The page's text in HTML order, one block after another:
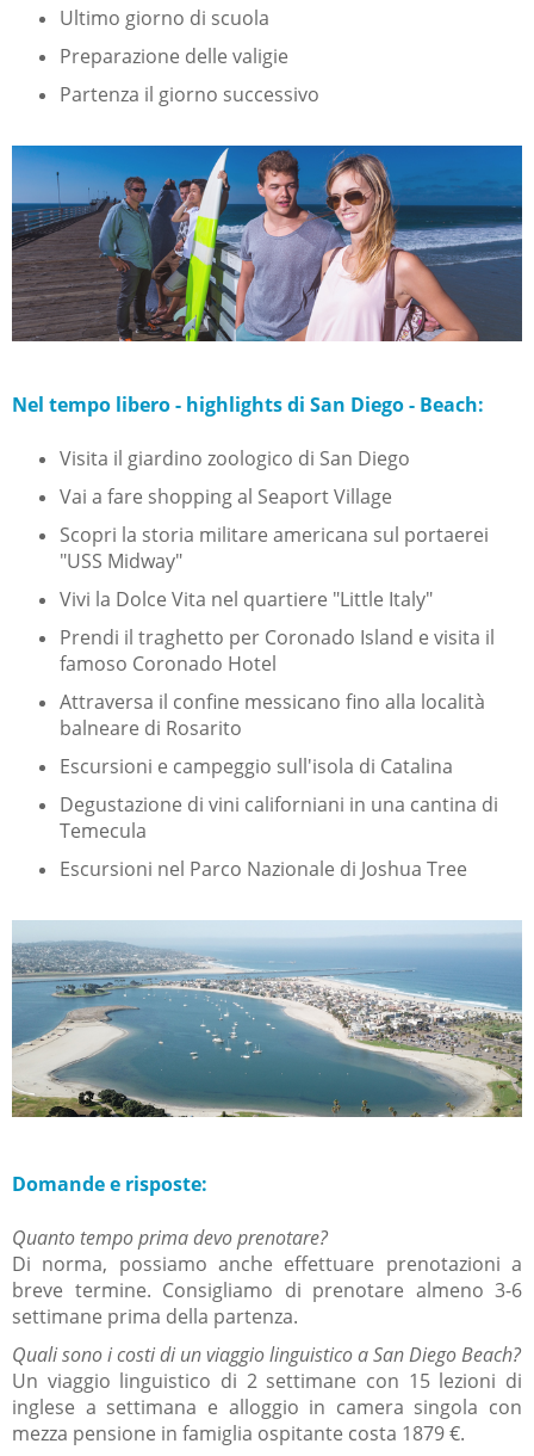
Ultimo giorno di scuola
Preparazione delle valigie
Partenza il giorno successivo
Nel tempo libero - highlights di San Diego - Beach:
Visita il giardino zoologico di San Diego
Vai a fare shopping al Seaport Village
Scopri la storia militare americana sul portaerei
"USS Midway"
Vivi la Dolce Vita nel quartiere "Little Italy"
Prendi il traghetto per Coronado Island e visita il
famoso Coronado Hotel
Attraversa il confine messicano fino alla località
balneare di Rosarito
Escursioni e campeggio sull'isola di Catalina
Degustazione di vini californiani in una cantina di
Temecula
Escursioni nel Parco Nazionale di Joshua Tree
Domande e risposte:
Quanto tempo prima devo prenotare?
Di norma, possiamo anche effettuare prenotazioni a
breve termine. Consigliamo di prenotare almeno 3-6
settimane prima della partenza.
Quali sono i costi di un viaggio linguistico a San Diego Beach?
Un viaggio linguistico di 2 settimane con 15 lezioni di
inglese a settimana e alloggio in camera singola con
mezza pensione in famiglia ospitante costa 1879€.